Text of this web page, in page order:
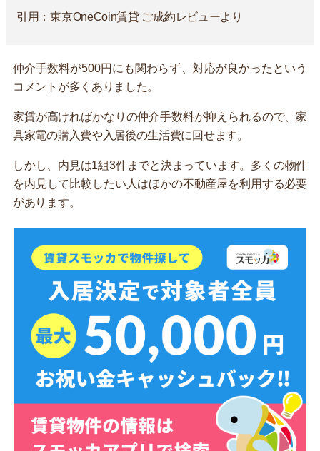
引用：東京OneCoin賃貸 ご成約レビューより
仲介手数料が500円にも関わらず、対応が良かったという
コメントが多くありました。
家賃が高ければかなりの仲介手数料が抑えられるので、家
具家電の購入費や入居後の生活費に回せます。
しかし、内見は1組3件までと決まっています。多くの物件
を内見して比較したい人はほかの不動産屋を利用する必要
があります。